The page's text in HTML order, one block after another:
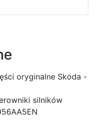
oryginalne Skoda -
silników